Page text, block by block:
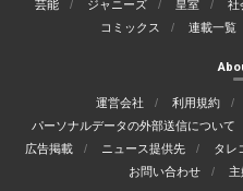
芸能 ジャニーズ 皇室 社
コミックス
連載一覧
運営会社 利用規約
パーソナルデータの外部送信について
広告掲載
ニュース提供先 タレ
お問い合わせ
主